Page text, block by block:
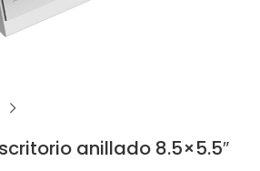
anillado 8.5×5.5″